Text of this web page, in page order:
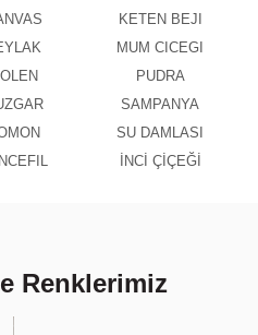
KETEN BEJI
MUM CICEGI
PUDRA
SAMPANYA
SU DAMLASI
İNCİ ÇİÇEĞİ
Renklerimiz